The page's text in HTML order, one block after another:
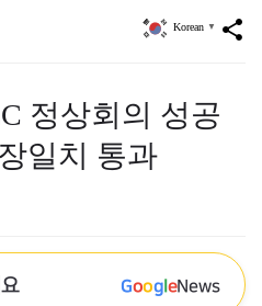
share
Korean ▼
정상회의 성공
일치 통과
GoogleNews